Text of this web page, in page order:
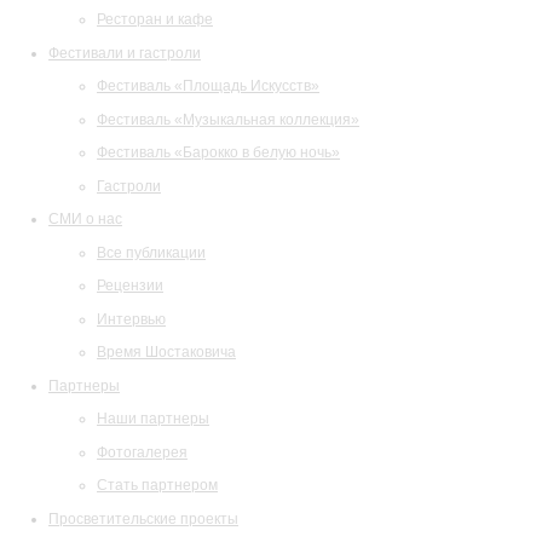
Ресторан и кафе
Фестивали и гастроли
Фестиваль «Площадь Искусств»
Фестиваль «Музыкальная коллекция»
Фестиваль «Барокко в белую ночь»
Гастроли
СМИ о нас
Все публикации
Рецензии
Интервью
Время Шостаковича
Партнеры
Наши партнеры
Фотогалерея
Стать партнером
Просветительские проекты